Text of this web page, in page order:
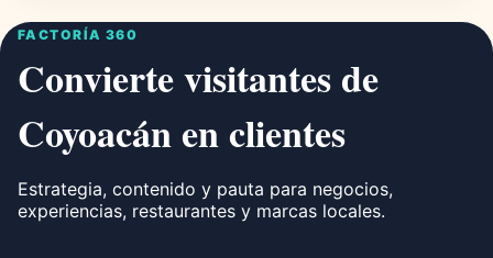
FACTORÍA 360
Convierte visitantes de
Coyoacán en clientes
Estrategia, contenido y pauta para negocios,
experiencias, restaurantes y marcas locales.